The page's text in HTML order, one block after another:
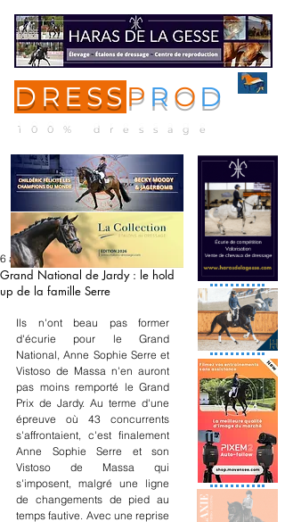
DRESS P R O D
100% dressage
Grand National de Jardy : le hold
up de la famille Serre
6 avr. 2019
Ils n'ont beau pas former
d'écurie pour le Grand
National, Anne Sophie Serre et
Vistoso de Massa n'en auront
pas moins remporté le Grand
Prix de Jardy. Au terme d'une
épreuve où 43 concurrents
s'affrontaient, c'est finalement
Anne Sophie Serre et son
Vistoso de Massa qui
s'imposent, malgré une ligne
de changements de pied au
temps fautive. Avec une reprise